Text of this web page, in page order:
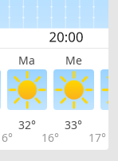
Ma Me
32°
16°
33°
17°